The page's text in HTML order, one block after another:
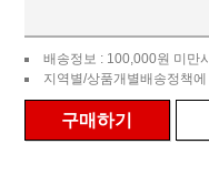
배송정보 : 100,000원 미만
지역별/상품개별배송정책
구매하기